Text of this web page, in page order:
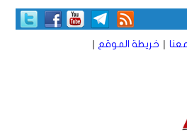
| خريطة الموقع |